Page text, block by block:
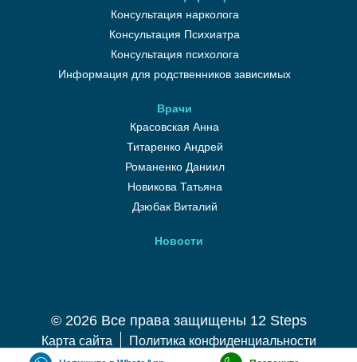
Консультация нарколога
Консультация Психиатра
Консультация психолога
Информация для родственников зависимых
Врачи
Красовская Анна
Титаренко Андрей
Романенко Даниил
Новикова Татьяна
Дзюбак Виталий
Новости
©️ 2026 Все права защищены 12 Steps
Карта сайта Политика конфиденциальности